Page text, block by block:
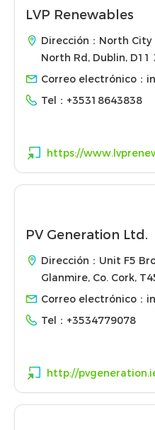
LVP Renewables
Dirección：North City
North Rd, Dublin, D11
Correo electrónico：
Tel： +35318643838
https://
PV Generation Ltd.
Dirección：Unit F5
Glanmire, Co. Cork,
Correo electrónico：
Tel： +3534779078
http://